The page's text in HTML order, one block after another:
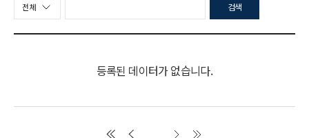
검색
등록된 데이터가 없습니다.